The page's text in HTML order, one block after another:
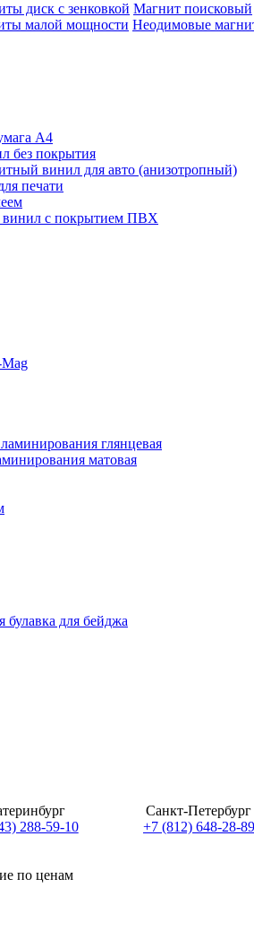
диск с зенковкой Магнит поисковый
малой мощности Неодимовые
А4
без покрытия
винил для авто (анизотропный)
печати
с покрытием ПВХ
глянцевая
матовая
булавка для бейджа
288-59-10
Санкт-Петербург
+7 (812) 648-28-89
по ценам